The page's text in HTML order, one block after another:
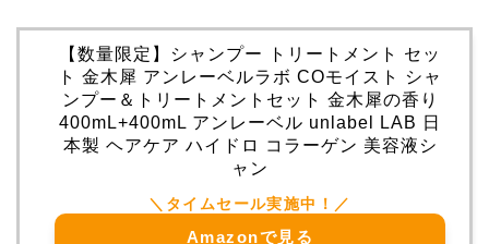
【数量限定】シャンプー トリートメント セッ
ト 金木犀 アンレーベルラボ COモイスト シャ
ンプー＆トリートメントセット 金木犀の香り
400mL+400mL アンレーベル unlabel LAB 日
本製 ヘアケア ハイドロ コラーゲン 美容液シ
ャン
Amazonで見る